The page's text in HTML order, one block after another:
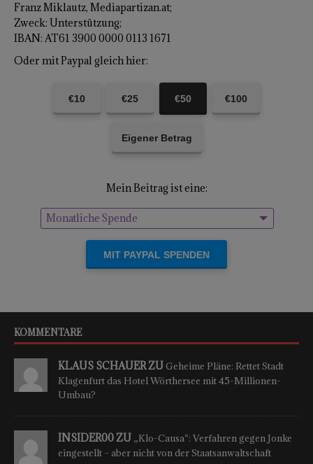
Franz Miklautz, Mediapartizan.at;
Zweck: Unterstützung;
IBAN: AT61 3900 0000 0113 1671
Oder mit Paypal gleich hier:
€10 €25 €50 €100
Eigener Betrag
Mein Beitrag ist eine:
Einmalige Spende
Monatliche Spende
KOMMENTARE
KLAUS SCHAUER ZUGeheime Pläne: Rettet Stadt
Klagenfurt das Hotel Wörthersee mit 45-Millionen-
Umbau?
INSIDER00 ZU „Klo-Causa“: Verfahren gegen Jonke
eingestellt – aber nicht von der Staatsanwaltschaft